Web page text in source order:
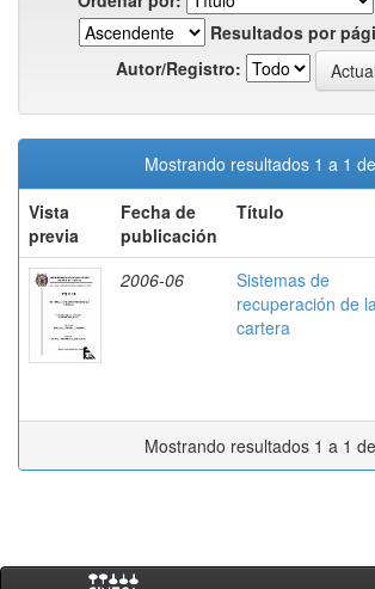
Resultados por
Autor/Registro:
Mostrando resultados 1 a 1
Vista
previa
Fecha de
publicación
Título
2006-06
Sistemas de
recuperación de
cartera
Mostrando resultados 1 a 1